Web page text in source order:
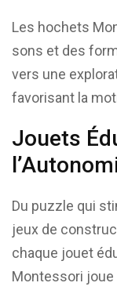
Les hochets
sons et des
vers une
favorisant la
Jouets
Du puzzle qui
jeux de
chaque jouet
Montessori